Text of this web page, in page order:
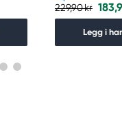
229,90 kr
Legg i